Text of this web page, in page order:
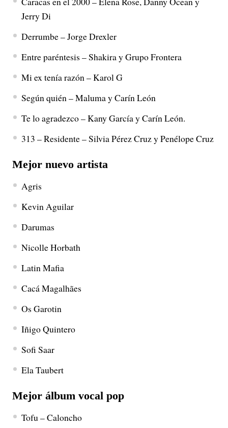
Jerry Di
Derrumbe – Jorge Drexler
Entre paréntesis – Shakira y Grupo Frontera
Mi ex tenía razón – Karol G
Según quién – Maluma y Carín León
Te lo agradezco – Kany García y Carín León.
313 – Residente – Silvia Pérez Cruz y Penélope Cruz
Mejor nuevo artista
Agris
Kevin Aguilar
Darumas
Nicolle Horbath
Latin Mafia
Cacá Magalhães
Os Garotin
Iñigo Quintero
Sofi Saar
Ela Taubert
Mejor álbum vocal pop
Tofu – Caloncho